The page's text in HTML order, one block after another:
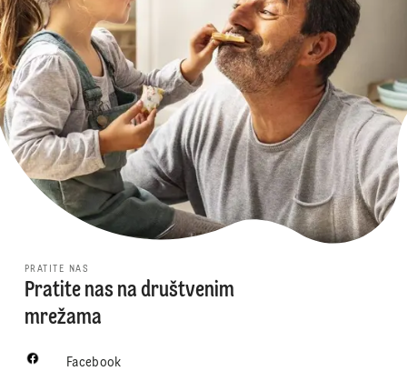
PRATITE NAS
Pratite nas na društvenim
mrežama
Facebook